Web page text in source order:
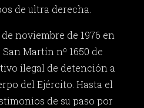
de ultra derecha.
noviembre de 1976 en
Martín nº 1650 de
ilegal de detención a
del Ejército. Hasta el
de su paso por